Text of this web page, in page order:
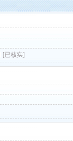
[已核实]